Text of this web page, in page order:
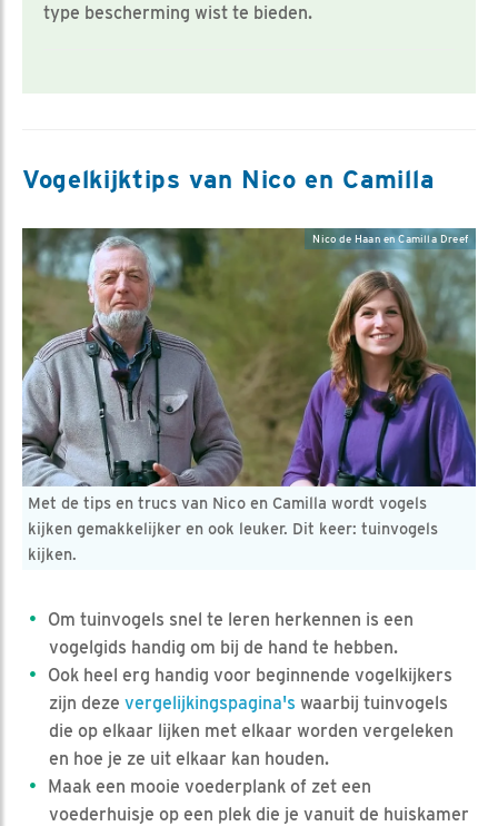
type bescherming wist te bieden.
Vogelkijktips van Nico en Camilla
Met de tips en trucs van Nico en Camilla wordt vogels
kijken gemakkelijker en ook leuker. Dit keer: tuinvogels
kijken.
Nico de Haan en Camilla Dreef
Om tuinvogels snel te leren herkennen is een
vogelgids handig om bij de hand te hebben.
Ook heel erg handig voor beginnende vogelkijkers
zijn deze vergelijkingspagina's waarbij tuinvogels
die op elkaar lijken met elkaar worden vergeleken
en hoe je ze uit elkaar kan houden.
Maak een mooie voederplank of zet een
voederhuisje op een plek die je vanuit de huiskamer